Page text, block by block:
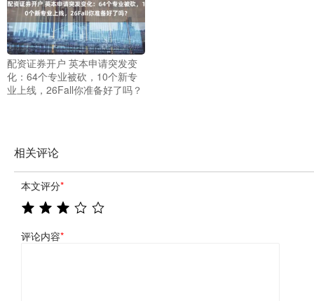
配资证券开户 英本申请突发变
化：64个专业被砍，10个新专
业上线，26Fall你准备好了吗？
相关评论
本文评分*
评论内容*